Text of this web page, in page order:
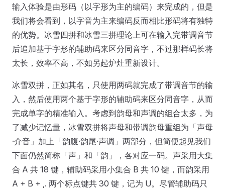
输入体验是由形码（以字形为主的编码）来完成的，但是
我们将会看到，以字音为主来编码反而相比形码将有独特
的优势。冰雪四拼和冰雪三拼理论上可在输入完带调音节
后追加基于字形的辅助码来区分同音字，不过那样码长将
太长，效率不高，不如另起炉灶重新设计。
冰雪双拼，正如其名，只使用两码就完成了带调音节的输
入，然后使用两个基于字形的辅助码来区分同音字，从而
完成单字的精准输入。考虑到韵母和声调的组合太多，为
了减少记忆量，冰雪双拼将声母和带调韵母重组为「声母
·介音」加上「韵腹·韵尾·声调」两部分，但简便起见我们
下面仍然简称「声」和「韵」，各对应一码。声采用大集
合 A 共 18 键，辅助码采用小集合 B 共 10 键，而韵采用
A + B + ,. 两个标点键共 30 键，记为 U。尽管辅助码只